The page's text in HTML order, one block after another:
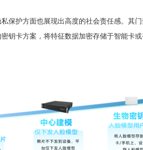
护方面也展现出高度的社会责任感。其门
钥卡方案，将特征数据加密存储于智能卡